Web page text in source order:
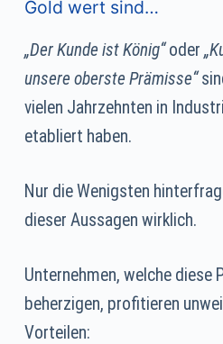
Gold wert sind…
„Der Kunde ist König“oder
unsere oberste Prämisse“
vielen Jahrzehnten in
etabliert haben.
Nur die Wenigsten
dieser Aussagen wirklich.
Unternehmen, welche diese
beherzigen, profitieren
Vorteilen: